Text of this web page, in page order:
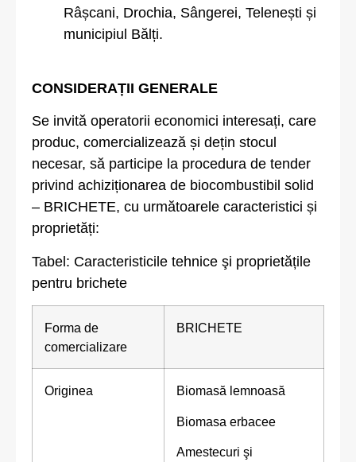
Râșcani, Drochia, Sângerei, Telenești și
municipiul Bălți.
CONSIDERAȚII GENERALE
Se invită operatorii economici interesați, care
produc, comercializează și dețin stocul
necesar, să participe la procedura de tender
privind achiziționarea de biocombustibil solid
– BRICHETE, cu următoarele caracteristici și
proprietăți:
Tabel: Caracteristicile tehnice şi proprietățile
pentru brichete
Forma de
comercializare
BRICHETE
Originea Biomasă lemnoasă
Biomasa erbacee
Amestecuri şi